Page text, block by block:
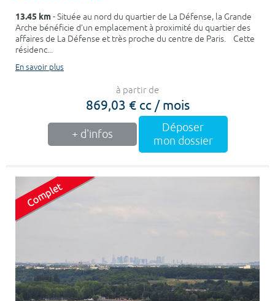
13.45 km- Située au nord du quartier de La Défense, la Grande
Arche bénéficie d’un emplacement à proximité du quartier des
affaires de La Défense et très proche du centre de Paris. Cette
résidenc...
En savoir plus
à partir de
869,03 € cc / mois
+ d'infos
Déposer
mon dossier